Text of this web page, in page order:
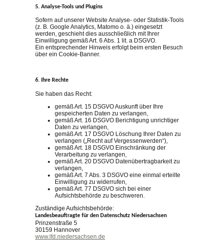
5. Analyse-Tools und Plugins
Sofern auf unserer Website Analyse- oder Statistik-Tools
(z. B. Google Analytics, Matomo o. ä.) eingesetzt
werden, geschieht dies ausschließlich mit Ihrer
Einwilligung gemäß Art. 6 Abs. 1 lit. a DSGVO.
Ein entsprechender Hinweis erfolgt beim ersten Besuch
über ein Cookie-Banner.
6. Ihre Rechte
Sie haben das Recht:
gemäß Art. 15 DSGVO Auskunft über Ihre
gespeicherten Daten zu verlangen,
gemäß Art. 16 DSGVO Berichtigung unrichtiger
Daten zu verlangen,
gemäß Art. 17 DSGVO Löschung Ihrer Daten zu
verlangen („Recht auf Vergessenwerden“),
gemäß Art. 18 DSGVO Einschränkung der
Verarbeitung zu verlangen,
gemäß Art. 20 DSGVO Datenübertragbarkeit zu
verlangen,
gemäß Art. 7 Abs. 3 DSGVO eine einmal erteilte
Einwilligung zu widerrufen,
gemäß Art. 77 DSGVO sich bei einer
Aufsichtsbehörde zu beschweren.
Zuständige Aufsichtsbehörde:
Landesbeauftragte für den Datenschutz Niedersachsen
Prinzenstraße 5
30159 Hannover
www.lfd.niedersachsen.de